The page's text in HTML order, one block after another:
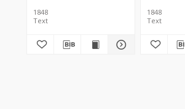
1848
Text
1848
Text